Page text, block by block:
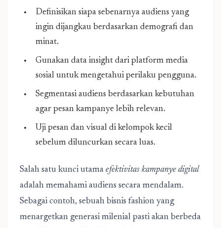
Definisikan siapa sebenarnya audiens yang
ingin dijangkau berdasarkan demografi dan
minat.
Gunakan data insight dari platform media
sosial untuk mengetahui perilaku pengguna.
Segmentasi audiens berdasarkan kebutuhan
agar pesan kampanye lebih relevan.
Uji pesan dan visual di kelompok kecil
sebelum diluncurkan secara luas.
Salah satu kunci utama efektivitas kampanye digital
adalah memahami audiens secara mendalam.
Sebagai contoh, sebuah bisnis fashion yang
menargetkan generasi milenial pasti akan berbeda